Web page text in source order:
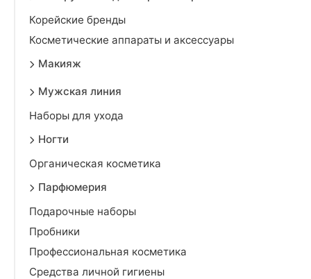
Корейские бренды
Косметические аппараты и аксессуары
Макияж
Мужская линия
Наборы для ухода
Ногти
Органическая косметика
Парфюмерия
Подарочные наборы
Пробники
Профессиональная косметика
Средства личной гигиены